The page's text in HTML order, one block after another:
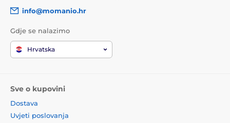
info@momanio.hr
Gdje se nalazimo
Hrvatska
Sve o kupovini
Dostava
Uvjeti poslovanja